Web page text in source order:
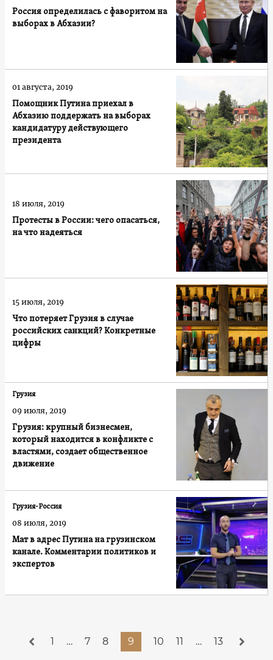
Россия определилась с фаворитом на
выборах в Абхазии?
Помощник Путина приехал в
Абхазию поддержать на выборах
кандидатуру действующего
президента
01 августа, 2019
Протесты в России: чего опасаться,
на что надеяться
18 июля, 2019
Что потеряет Грузия в случае
российских санкций? Конкретные
цифры
15 июля, 2019
Грузия: крупный бизнесмен,
который находится в конфликте с
властями, создает общественное
движение
Грузия
09 июля, 2019
Мат в адрес Путина на грузинском
канале. Комментарии политиков и
экспертов
Грузия-Россия
08 июля, 2019
1 … 7 8 9 10 11 … 13